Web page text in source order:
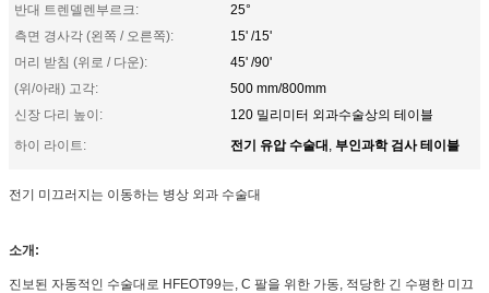
반대 트렌델렌부르크:
25°
측면 경사각 (왼쪽 / 오른쪽):
15' /15'
머리 받침 (위로 / 다운):
45' /90'
(위/아래) 고각:
500 mm/800mm
신장 다리 높이:
120 밀리미터 외과수술상의 테이블
하이 라이트:
전기 유압 수술대, 부인과학 검사 테이블
전기 미끄러지는 이동하는 병상 외과 수술대
소개:
진보된 자동적인 수술대로 HFEOT99는, C 팔을 위한 가동, 적당한 긴 수평한 미끄